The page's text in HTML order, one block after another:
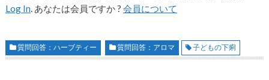
Log In. あなたは会員ですか ? 会員について
質問回答：ハーブティー 質問回答：アロマ 子どもの下痢